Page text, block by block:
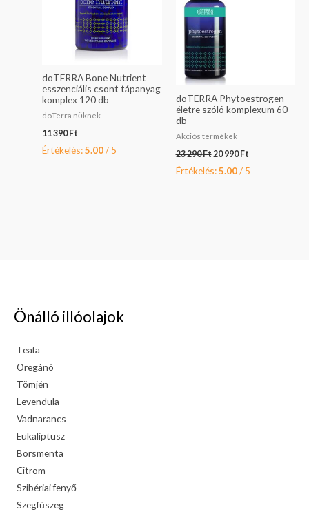
doTERRA Bone Nutrient
esszenciális csont tápanyag
komplex 120 db
doTerra nőknek
11 390 Ft
Értékelés:5.00/ 5
doTERRA Phytoestrogen
életre szóló komplexum 60
db
Akciós termékek
23 290Ft20 990 Ft
Értékelés:5.00/ 5
Önálló illóolajok
Teafa
Oregánó
Tömjén
Levendula
Vadnarancs
Eukaliptusz
Borsmenta
Citrom
Szibériai fenyő
Szegfűszeg